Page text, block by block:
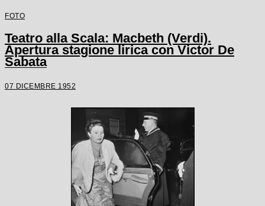
FOTO
Teatro alla Scala: Macbeth (Verdi).
Apertura stagione lirica con Victor De
Sabata
07 DICEMBRE 1952